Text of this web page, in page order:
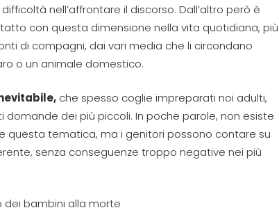
nell’affrontare il discorso. Dall’altro però è
con questa dimensione nella vita quotidiana, più
di compagni, dai vari media che li circondano
o un animale domestico.
vitabile, che spesso coglie impreparati noi adulti,
domande dei più piccoli. In poche parole, non esiste
questa tematica, ma i genitori possono contare su
senza conseguenze troppo negative nei più
dei bambini alla morte